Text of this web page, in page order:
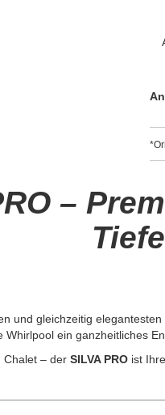
–
und gleichzeitig
ein ganzheitliches
Chalet – der SILVA PRO ist